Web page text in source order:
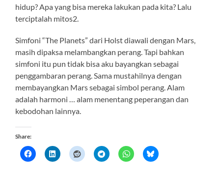
hidup? Apa yang bisa mereka lakukan pada kita? Lalu
terciptalah mitos2.
Simfoni “The Planets” dari Holst diawali dengan Mars,
masih dipaksa melambangkan perang. Tapi bahkan
simfoni itu pun tidak bisa aku bayangkan sebagai
penggambaran perang. Sama mustahilnya dengan
membayangkan Mars sebagai simbol perang. Alam
adalah harmoni … alam menentang peperangan dan
kebodohan lainnya.
Share: